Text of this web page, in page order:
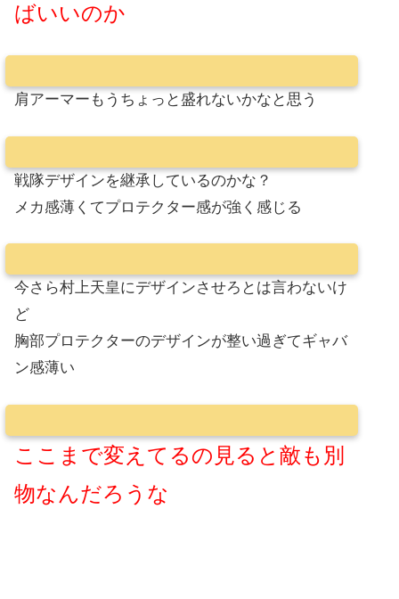
ばいいのか
肩アーマーもうちょっと盛れないかなと思う
戦隊デザインを継承しているのかな？
メカ感薄くてプロテクター感が強く感じる
今さら村上天皇にデザインさせろとは言わないけ
ど
胸部プロテクターのデザインが整い過ぎてギャバ
ン感薄い
ここまで変えてるの見ると敵も別
物なんだろうな